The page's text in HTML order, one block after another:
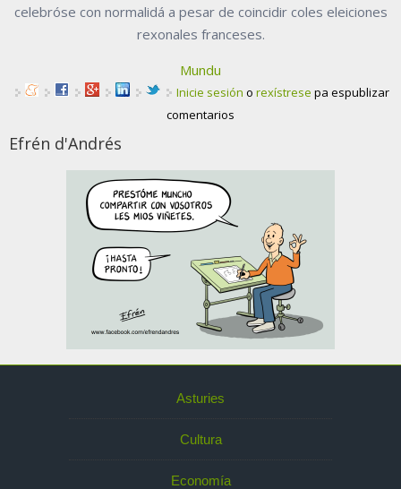
celebróse con normalidá a pesar de coincidir coles eleiciones
rexonales franceses.
Mundu
Inicie sesión o rexístrese pa espublizar
comentarios
Efrén d'Andrés
Asturies
Cultura
Economía